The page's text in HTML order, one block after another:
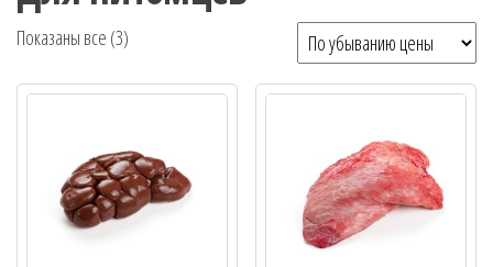
Показаны все (3)
убыванию